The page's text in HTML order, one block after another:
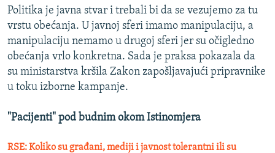
Politika je javna stvar i trebali bi da se vezujemo za tu
vrstu obećanja. U javnoj sferi imamo manipulaciju, a
manipulaciju nemamo u drugoj sferi jer su očigledno
obećanja vrlo konkretna. Sada je praksa pokazala da
su ministarstva kršila Zakon zapošljavajući pripravnike
u toku izborne kampanje.
"Pacijenti" pod budnim okom Istinomjera
RSE: Koliko su građani, mediji i javnost tolerantni ili su